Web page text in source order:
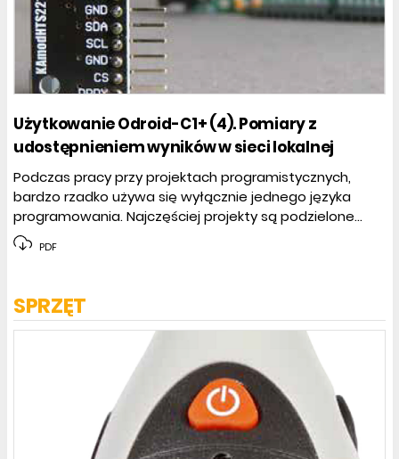
Użytkowanie Odroid-C1+ (4). Pomiary z
udostępnieniem wyników w sieci lokalnej
Podczas pracy przy projektach programistycznych,
bardzo rzadko używa się wyłącznie jednego języka
programowania. Najczęściej projekty są podzielone...
PDF
SPRZĘT